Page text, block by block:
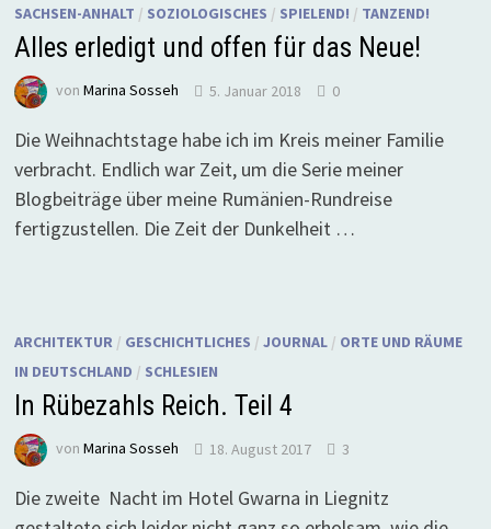
SACHSEN-ANHALT / SOZIOLOGISCHES / SPIELEND! / TANZEND!
Alles erledigt und offen für das Neue!
von Marina Sosseh 5. Januar 2018 0
Die Weihnachtstage habe ich im Kreis meiner Familie
verbracht. Endlich war Zeit, um die Serie meiner
Blogbeiträge über meine Rumänien-Rundreise
fertigzustellen. Die Zeit der Dunkelheit …
ARCHITEKTUR / GESCHICHTLICHES / JOURNAL/ ORTE UND RÄUME
IN DEUTSCHLAND / SCHLESIEN
In Rübezahls Reich. Teil 4
von Marina Sosseh 18. August 2017 3
Die zweite Nacht im Hotel Gwarna in Liegnitz